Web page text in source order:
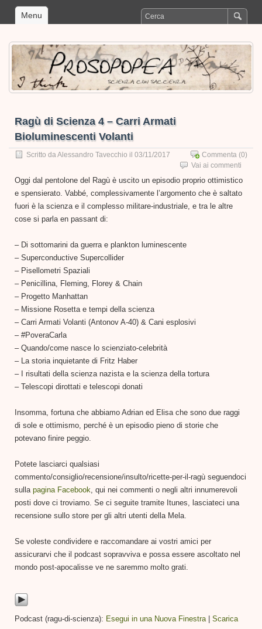
Menu
Ragù di Scienza 4 – Carri Armati
Bioluminescenti Volanti
Scritto da Alessandro Tavecchio il 03/11/2017 Commenta (0)
Vai ai commenti
Oggi dal pentolone del Ragù è uscito un episodio proprio ottimistico
e spensierato. Vabbé, complessivamente l’argomento che è saltato
fuori è la scienza e il complesso militare-industriale, e tra le altre
cose si parla en passant di:
– Di sottomarini da guerra e plankton luminescente
– Superconductive Supercollider
– Pisellometri Spaziali
– Penicillina, Fleming, Florey & Chain
– Progetto Manhattan
– Missione Rosetta e tempi della scienza
– Carri Armati Volanti (Antonov A-40) & Cani esplosivi
– #PoveraCarla
– Quando/come nasce lo scienziato-celebrità
– La storia inquietante di Fritz Haber
– I risultati della scienza nazista e la scienza della tortura
– Telescopi dirottati e telescopi donati
Insomma, fortuna che abbiamo Adrian ed Elisa che sono due raggi
di sole e ottimismo, perché è un episodio pieno di storie che
potevano finire peggio.
Potete lasciarci qualsiasi
commento/consiglio/recensione/insulto/ricette-per-il-ragù seguendoci
sulla pagina Facebook , qui nei commenti o negli altri innumerevoli
posti dove ci troviamo. Se ci seguite tramite Itunes, lasciateci una
recensione sullo store per gli altri utenti della Mela.
Se voleste condividere e raccomandare ai vostri amici per
assicurarvi che il podcast sopravviva e possa essere ascoltato nel
mondo post-apocalisse ve ne saremmo molto grati.
Podcast (ragu-di-scienza): Esegui in una Nuova Finestra | Scarica